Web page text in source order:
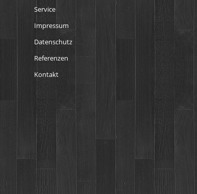
Service
Impressum
Datenschutz
Referenzen
Kontakt